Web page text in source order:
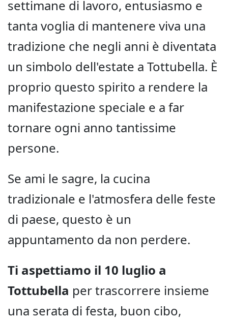
settimane di lavoro, entusiasmo e
tanta voglia di mantenere viva una
tradizione che negli anni è diventata
un simbolo dell'estate a Tottubella. È
proprio questo spirito a rendere la
manifestazione speciale e a far
tornare ogni anno tantissime
persone.
Se ami le sagre, la cucina
tradizionale e l'atmosfera delle feste
di paese, questo è un
appuntamento da non perdere.
Ti aspettiamo il 10 luglio a
Tottubella per trascorrere insieme
una serata di festa, buon cibo,